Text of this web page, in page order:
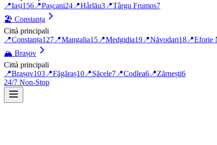
📍Iași156 📍Pașcani24 📍Hârlău3 📍Târgu Frumos7
🏖️ Constanța
Città principali
📍Constanța127 📍Mangalia15 📍Medgidia19 📍Năvodari18 📍Eforie
🏔️ Brașov
Città principali
📍Brașov103 📍Făgăraș10 📍Săcele7 📍Codlea6 📍Zărnești6
24/7 Non-Stop